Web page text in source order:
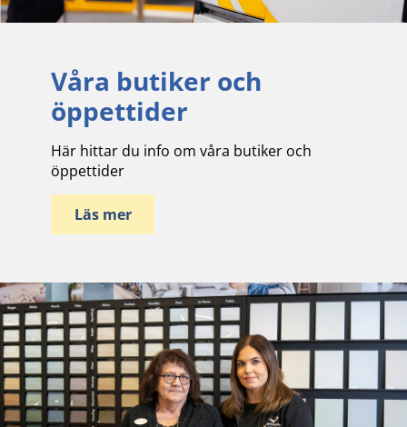
Våra butiker och
öppettider
Här hittar du info om våra butiker och
öppettider
Läs mer